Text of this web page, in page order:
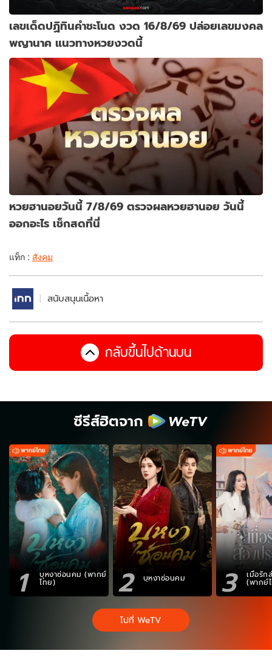
เลขเด็ดปฏิทินคำชะโนด งวด 16/8/69 ปล่อยเลขมงคล
พญานาค แนวทางหวยงวดนี้
หวยฮานอยวันนี้ 7/8/69 ตรวจผลหวยฮานอย วันนี้
ออกอะไร เช็กสดที่นี่
แท็ก : สังคม
สนับสนุนเนื้อหา
กลับขึ้นไปด้านบน
ซีรีส์ฮิตจาก
1 บุหงาซ่อนคม (พากย์
ไทย) 2 บุหงาซ่อนคม 3 เมื่อรัก
(พากย์
ไปที่ WeTV